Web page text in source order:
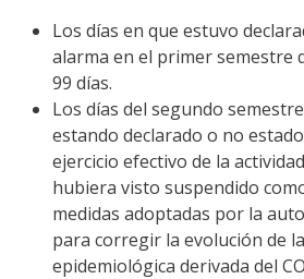
Los días en que estuvo
alarma en el primer semestre
99 días.
Los días del segundo
estando declarado o no
ejercicio efectivo de la
hubiera visto suspendido
medidas adoptadas por la
para corregir la evolución de
epidemiológica derivada del